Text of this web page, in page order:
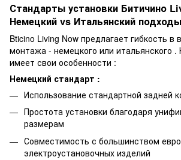
Стандарты установки Битичино
Немецкий vs Итальянский подходы
Bticino Living Now предлагает гибкость в
монтажа - немецкого или итальянского
имеет свои особенности :
Немецкий стандарт :
Использование стандартной задней
Простота установки благодаря
размерам
Совместимость с большинством
электроустановочных изделий